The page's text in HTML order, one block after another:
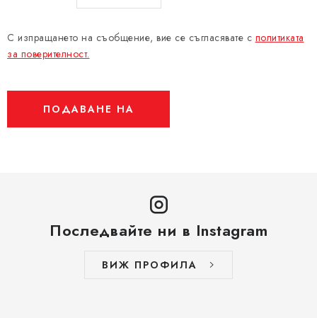
С изпращането на съобщение, вие се съгласявате с политиката
за поверителност.
ПОДАВАНЕ НА
Последвайте ни в Instagram
ВИЖ ПРОФИЛА